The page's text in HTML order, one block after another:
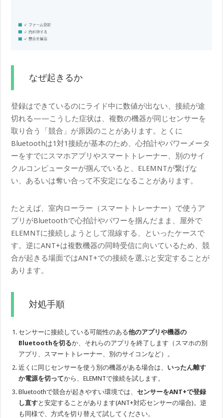
なぜ起きるか
登録はできているのにライド中に数値が出ない、接続が途
切れる——こうした症状は、複数の機器が同じセンサーを
取り合う「競合」が原因のことがあります。とくに
Bluetoothは1対1接続が基本のため、心拍計やパワーメータ
ーをすでにスマホアプリやスマートトレーナー、別のサイ
クルコンピューターが掴んでいると、ELEMNTが繋げな
い、あるいは奪い合って不安定になることがあります。
たとえば、室内ローラー（スマートトレーナー）で使うア
プリがBluetoothで心拍計やパワーを掴んだまま、屋外で
ELEMNTに接続しようとして混線する、といったケースで
す。逆にANT+は複数機器の同時受信に向いているため、競
合が起きる場面ではANT+での接続を選ぶと安定することが
あります。
対処手順
センサーに接続している可能性のある他のアプリや機器の
Bluetoothを切るか、それらのアプリを終了します（スマホの別
アプリ、スマートトレーナー、別のサイコンなど）。
近くに同じセンサーを使う別の機器がある場合は、 いったん離す
か電源を切ってから、ELEMNTで接続を試します。
Bluetoothで競合が起きやすい環境では、センサーをANT+で登録
し直すと安定することがあります(ANT+対応センサーの場合)。逆
も同様で、方式を切り替えて試してください。